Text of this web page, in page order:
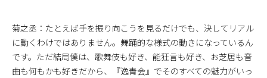
菊之丞：たとえば手を振り向こうを見るだけでも、決してリアル
に動くわけではありません。舞踊的な様式の動きになっているん
です。ただ結局僕は、歌舞伎も好き、能狂言も好き、お芝居も音
曲も何もかも好きだから、『逸青会』でそのすべての魅力がいっ